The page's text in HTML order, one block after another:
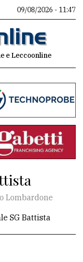
09/08/2026 - 11:47
e Leccoonline
Lombardone
SG Battista